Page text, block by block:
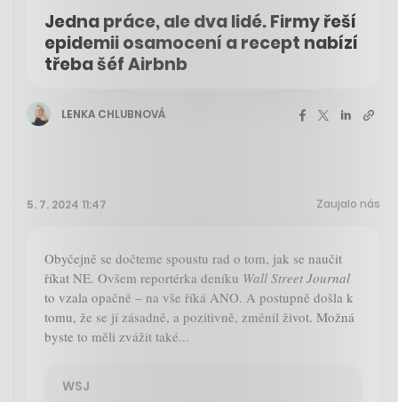
Jedna práce, ale dva lidé. Firmy řeší
epidemii osamocení a recept nabízí
třeba šéf Airbnb
LENKA CHLUBNOVÁ
5. 7. 2024 11:47 Zaujalo nás
Obyčejně se dočteme spoustu rad o tom, jak se naučit
říkat NE. Ovšem reportérka deníku Wall Street Journal
to vzala opačně – na vše říká ANO. A postupně došla k
tomu, že se jí zásadně, a pozitivně, změnil život. Možná
byste to měli zvážit také...
WSJ